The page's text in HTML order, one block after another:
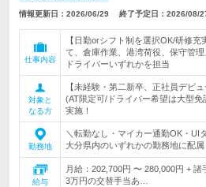
情報更新日：2026/06/29 終了予定日：2026/08/
仕事内容
【日勤orシフト制を選択OK/研修
て、倉庫作業、港湾荷役、保守管理
ドライバーいずれかを担当
対象と
なる方
【未経験・第二新卒、正社員デビ
(AT限定可/ドライバー希望は大型
実施！
勤務地
＼転勤なし・マイカー通勤OK・UI
大分県内のいずれかの勤務地に配属
給与
月給：202,700円 〜 280,000円 +
3万円の交替手当あ…